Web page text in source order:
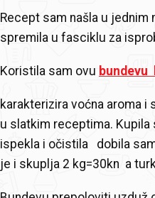
Recept sam našla u jednim
spremila u fasciklu za
Koristila sam ovu bundevu
karakterizira voćna aroma
u slatkim receptima.
ispekla i očistila dobila
je i skuplja 2 kg=30kn a